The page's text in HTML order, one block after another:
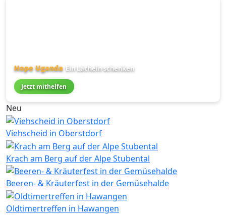
Hope Uganda Ein Lächeln schenken
Jetzt mithelfen
Neu
Viehscheid in Oberstdorf
Krach am Berg auf der Alpe Stubental
Beeren- & Kräuterfest in der Gemüsehalde
Oldtimertreffen in Hawangen